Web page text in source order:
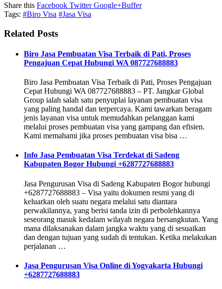
Share this Facebook TwitterGoogle+Buffer
Tags: #Biro Visa #Jasa Visa
Related Posts
Biro Jasa Pembuatan Visa Terbaik di Pati, Proses
Pengajuan Cepat Hubungi WA 087727688883
Biro Jasa Pembuatan Visa Terbaik di Pati, Proses Pengajuan
Cepat Hubungi WA 087727688883 – PT. Jangkar Global
Group ialah salah satu penyuplai layanan pembuatan visa
yang paling handal dan terpercaya. Kami tawarkan beragam
jenis layanan visa untuk memudahkan pelanggan kami
melalui proses pembuatan visa yang gampang dan efisien.
Kami memahami jika proses pembuatan visa bisa …
Info Jasa Pembuatan Visa Terdekat di Sadeng
Kabupaten Bogor Hubungi +6287727688883
Jasa Pengurusan Visa di Sadeng Kabupaten Bogor hubungi
+6287727688883 – Visa yaitu dokumen resmi yang di
keluarkan oleh suatu negara melalui satu diantara
perwakilannya, yang berisi tanda izin di perbolehkannya
seseorang masuk kedalam wilayah negara bersangkutan. Yang
mana dilaksanakan dalam jangka waktu yang di sesuaikan
dan dengan tujuan yang sudah di tentukan. Ketika melakukan
perjalanan …
Jasa Pengurusan Visa Online di Yogyakarta Hubungi
+6287727688883